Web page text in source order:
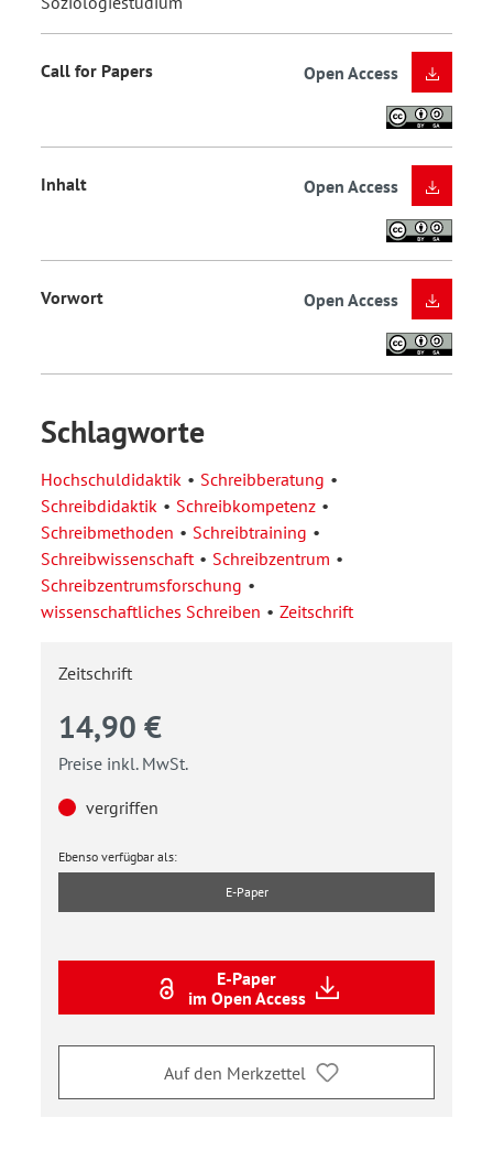
Call for Papers Open Access
Inhalt Open Access
Vorwort Open Access
Schlagworte
Hochschuldidaktik
Schreibberatung
Schreibdidaktik
Schreibkompetenz
Schreibmethoden
Schreibtraining
Schreibwissenschaft
Schreibzentrum
Schreibzentrumsforschung
wissenschaftliches Schreiben
Zeitschrift
Zeitschrift
14,90 €
Preise inkl. MwSt.
vergriffen
Ebenso verfügbar als:
E-Paper
E-Paper
im Open Access
Auf den Merkzettel